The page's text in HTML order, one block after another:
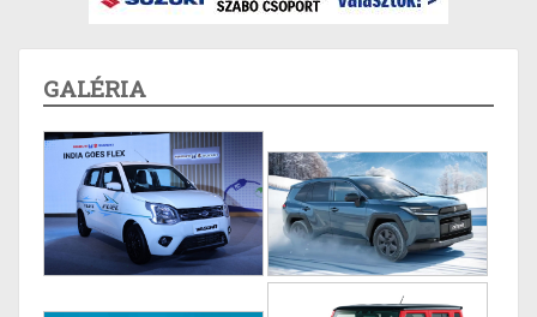
GALÉRIA